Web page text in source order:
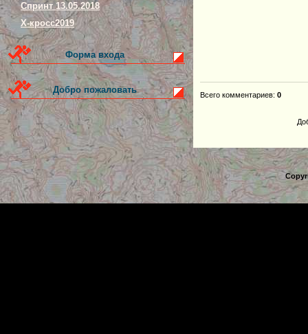
Спринт 13.05.2018
Х-кросс2019
Форма входа
Добро пожаловать Всего комментариев: 0